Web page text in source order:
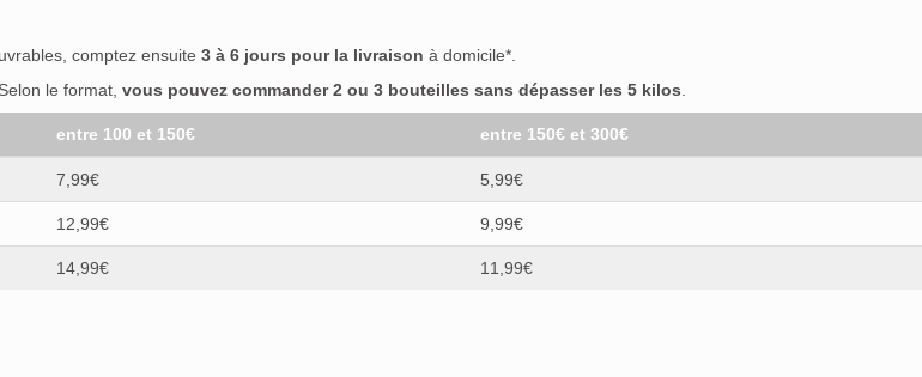
comptez ensuite 3 à 6 jours pour la livraison à domicile*.
le format, vous pouvez commander 2 ou 3 bouteilles sans dépasser les 5 kilos
entre 100 et 150€ entre 150€ et 300€
7,99€ 5,99€
12,99€ 9,99€
14,99€ 11,99€